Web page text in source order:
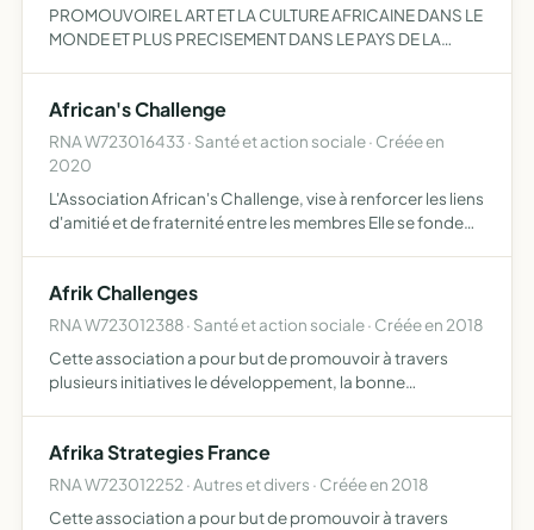
PROMOUVOIRE L ART ET LA CULTURE AFRICAINE DANS LE
MONDE ET PLUS PRECISEMENT DANS LE PAYS DE LA
African's Challenge
RNA W723016433 · Santé et action sociale · Créée en
2020
L'Association African's Challenge, vise à renforcer les liens
d'amitié et de fraternité entre les membres Elle se fonde
Afrik Challenges
RNA W723012388 · Santé et action sociale · Créée en 2018
Cette association a pour but de promouvoir à travers
plusieurs initiatives le développement, la bonne
la cu…
Afrika Strategies France
RNA W723012252 · Autres et divers · Créée en 2018
Cette association a pour but de promouvoir à travers